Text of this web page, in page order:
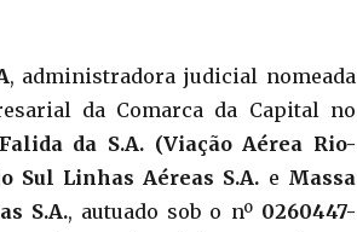
, administradora judicial nomeada
da Comarca da Capital no
da S.A. (Viação Aérea Rio-
Sul Linhas Aéreas S.A. e Massa
S.A., autuado sob o nº 0260447-